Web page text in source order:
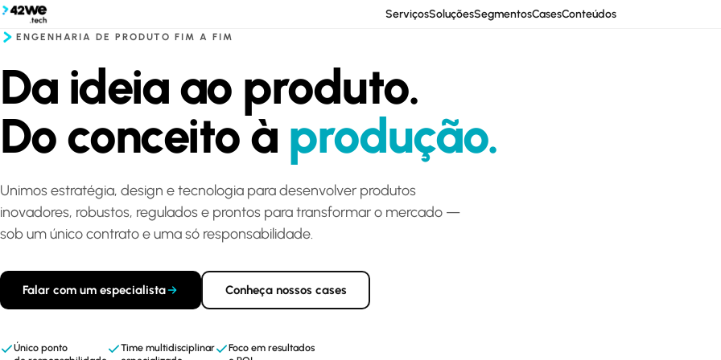
ServiçosSoluçõesSegmentosCasesConteúdos
ENGENHARIA DE PRODUTO FIM A FIM
Da ideia ao produto.
Do conceito à produção.
Unimos estratégia, design e tecnologia para desenvolver produtos
inovadores, robustos, regulados e prontos para transformar o mercado —
sob um único contrato e uma só responsabilidade.
Falar com um especialista Conheça nossos cases
Único ponto
Time multidisciplinar
Foco em resultados